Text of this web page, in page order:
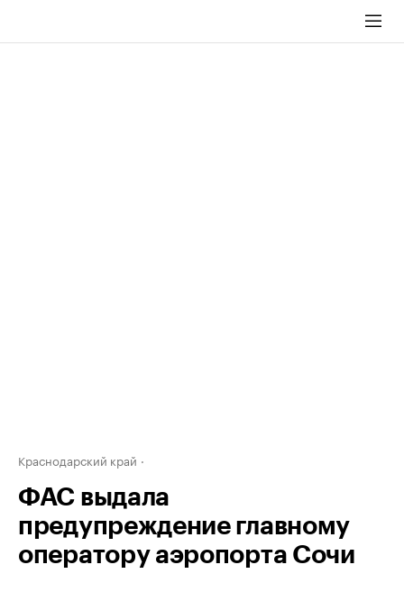
Краснодарский край
ФАС выдала
предупреждение главному
оператору аэропорта Сочи